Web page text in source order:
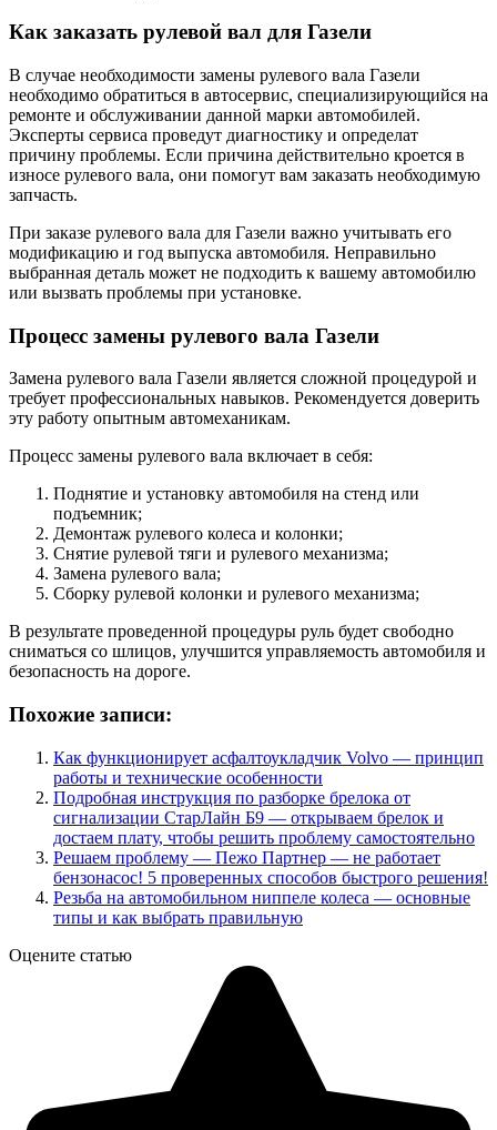
Как заказать рулевой вал для Газели
В случае необходимости замены рулевого вала Газели
необходимо обратиться в автосервис, специализирующийся на
ремонте и обслуживании данной марки автомобилей.
Эксперты сервиса проведут диагностику и определат
причину проблемы. Если причина действительно кроется в
износе рулевого вала, они помогут вам заказать необходимую
запчасть.
При заказе рулевого вала для Газели важно учитывать его
модификацию и год выпуска автомобиля. Неправильно
выбранная деталь может не подходить к вашему автомобилю
или вызвать проблемы при установке.
Процесс замены рулевого вала Газели
Замена рулевого вала Газели является сложной процедурой и
требует профессиональных навыков. Рекомендуется доверить
эту работу опытным автомеханикам.
Процесс замены рулевого вала включает в себя:
Поднятие и установку автомобиля на стенд или
подъемник;
Демонтаж рулевого колеса и колонки;
Снятие рулевой тяги и рулевого механизма;
Замена рулевого вала;
Сборку рулевой колонки и рулевого механизма;
В результате проведенной процедуры руль будет свободно
сниматься со шлицов, улучшится управляемость автомобиля и
безопасность на дороге.
Похожие записи:
Как функционирует асфалтоукладчик Volvo — принцип
работы и технические особенности
Подробная инструкция по разборке брелока от
сигнализации СтарЛайн Б9 — открываем брелок и
достаем плату, чтобы решить проблему самостоятельно
Решаем проблему — Пежо Партнер — не работает
бензонасос! 5 проверенных способов быстрого решения!
Резьба на автомобильном ниппеле колеса — основные
типы и как выбрать правильную
Оцените статью